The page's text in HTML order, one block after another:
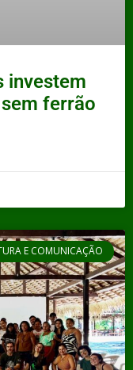
investem
ferrão
E COMUNICAÇÃO